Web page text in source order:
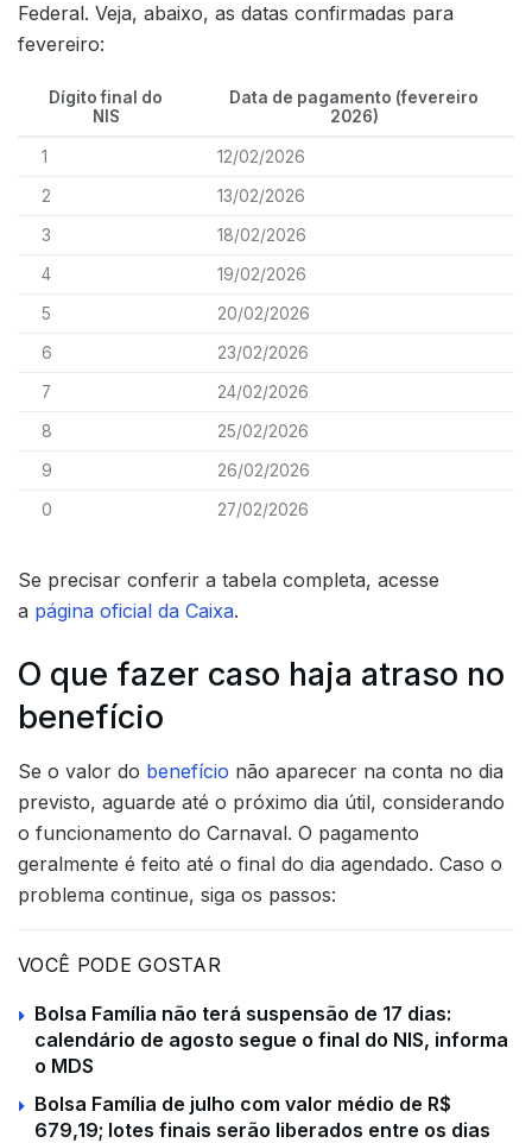
Federal. Veja, abaixo, as datas confirmadas para
fevereiro:
Dígito final do
NIS
Data de pagamento (fevereiro
2026)
1 12/02/2026
2 13/02/2026
3 18/02/2026
4 19/02/2026
5 20/02/2026
6 23/02/2026
7 24/02/2026
8 25/02/2026
9 26/02/2026
0 27/02/2026
Se precisar conferir a tabela completa, acesse
a página oficial da Caixa.
O que fazer caso haja atraso no
benefício
Se o valor do benefício não aparecer na conta no dia
previsto, aguarde até o próximo dia útil, considerando
o funcionamento do Carnaval. O pagamento
geralmente é feito até o final do dia agendado. Caso o
problema continue, siga os passos:
VOCÊ PODE GOSTAR
Bolsa Família não terá suspensão de 17 dias:
calendário de agosto segue o final do NIS, informa
o MDS
Bolsa Família de julho com valor médio de R$
679,19; lotes finais serão liberados entre os dias